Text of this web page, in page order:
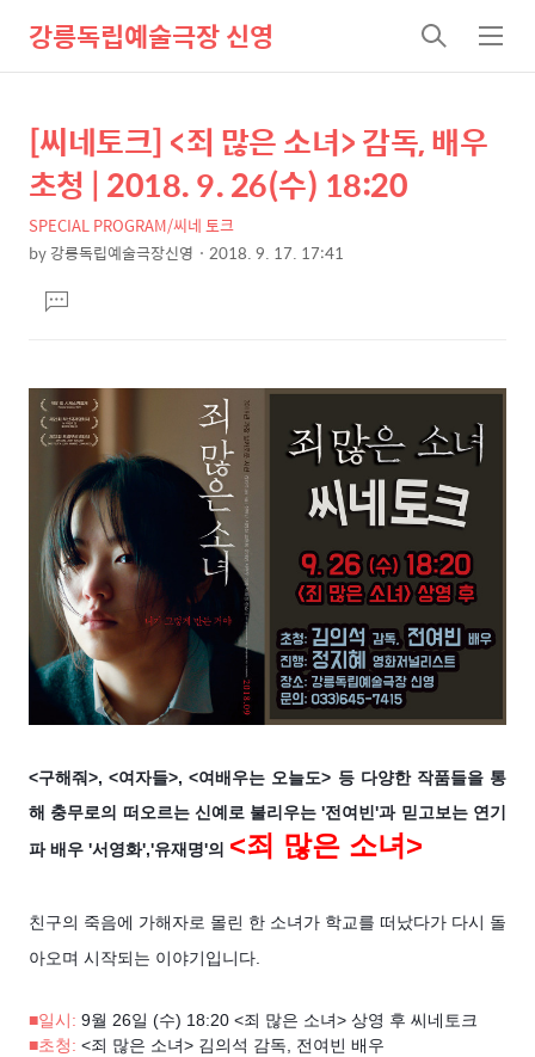
강릉독립예술극장 신영
검
색
메
뉴
상
세
컨
텐
본
문
제
목
[씨네토크] <죄 많은 소녀> 감독, 배우
초청 | 2018. 9. 26(수) 18:20
SPECIAL PROGRAM/씨네 토크
by강릉독립예술극장신영 2018. 9. 17. 17:41
문댓
글
<구해줘>, <여자들>, <여배우는 오늘도> 등 다양한 작품들을 통
해 충무로의 떠오르는 신예로 불리우는 '전여빈'과 믿고보는 연기
파 배우 '서영화','유재명'의 <죄 많은 소녀>
친구의 죽음에 가해자로 몰린 한 소녀가 학교를 떠났다가 다시 돌
아오며 시작되는 이야기입니다.
■일시: 9월 26일 (수) 18:20 <죄 많은 소녀> 상영 후 씨네토크
■초청: <죄 많은 소녀> 김의석 감독, 전여빈 배우